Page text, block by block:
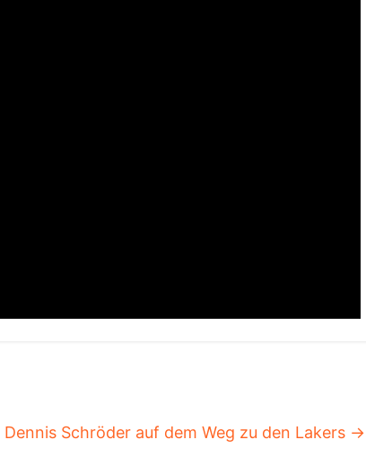
Dennis Schröder auf dem Weg zu den Lakers →